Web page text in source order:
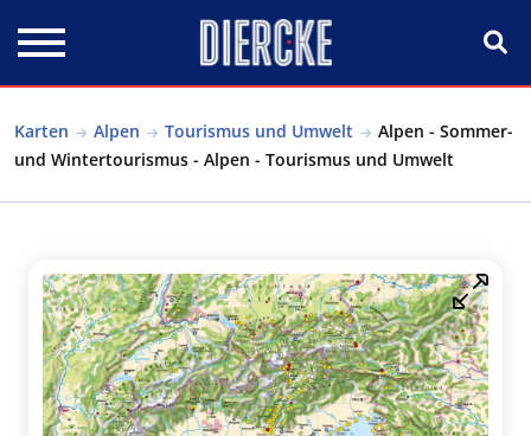
Karten Alpen Tourismus und Umwelt
Alpen - Sommer-
und Wintertourismus - Alpen - Tourismus und Umwelt